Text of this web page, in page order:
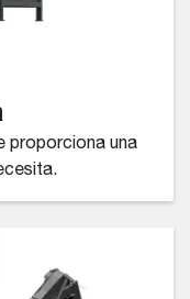
proporciona una